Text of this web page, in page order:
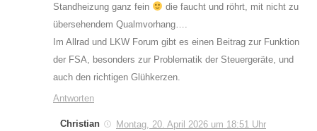
Standheizung ganz fein
die faucht und röhrt, mit nicht zu
übersehendem Qualmvorhang….
Im Allrad und LKW Forum gibt es einen Beitrag zur Funktion
der FSA, besonders zur Problematik der Steuergeräte, und
auch den richtigen Glühkerzen.
Antworten
Christian
Montag, 20. April 2026 um 18:51 Uhr